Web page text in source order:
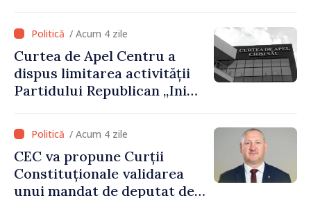
stimulente de peste 28 de
milioane de lei oferite de
Guvern
/ Acum 4 zile
Curtea de Apel Centru a
dispus limitarea activității
Partidului Republican „Inima
/ Acum 4 zile
CEC va propune Curții
Constituționale validarea
unui mandat de deputat de